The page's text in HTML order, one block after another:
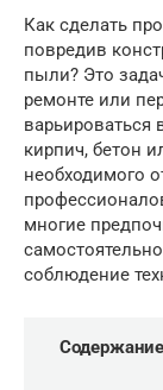
Как сделать
повредив
пыли? Это
ремонте или
варьироваться
кирпич, бетон
необходимого
многие
соблюдение
Содержание